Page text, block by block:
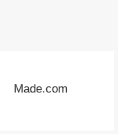
Made.com